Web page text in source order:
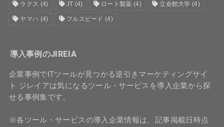
ラクス (4) JT (4) ロート製薬 (4) 立命館大学 (4)
ヤマハ (4) フルスピード (4)
導入事例のJIREIA
企業事例でITツールが見つかる逆引きマーケティングサイ
ト ジレイアは気になるツール・サービスを導入企業から探
せる事例集です。
※各ツール・サービスの導入企業情報は、記事掲載日時点